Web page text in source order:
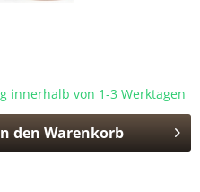
innerhalb von 1-3 Werktagen
den Warenkorb